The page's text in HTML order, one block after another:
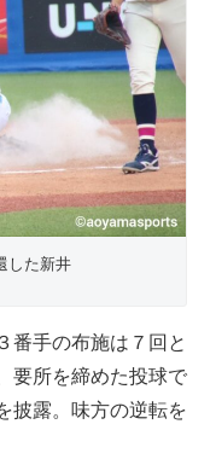
した新井
番手の布施は７回と
要所を締めた投球で
披露。味方の逆転を